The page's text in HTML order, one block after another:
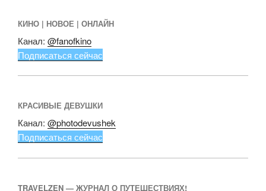
КИНО | НОВОЕ | ОНЛАЙН
Канал: @fanofkino
Подписаться сейчас
КРАСИВЫЕ ДЕВУШКИ
Канал: @photodevushek
Подписаться сейчас
TRAVELZEN — ЖУРНАЛ О ПУТЕШЕСТВИЯХ!